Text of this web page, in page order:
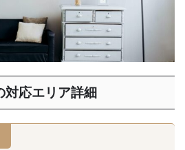
対応エリア詳細